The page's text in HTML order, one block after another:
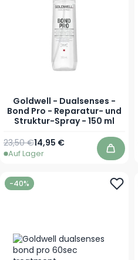
Goldwell - Dualsenses -
Bond Pro - Reparatur- und
Struktur-Spray - 150 ml
Sonderpreis
14,95 €
Regulärer Preis
23,50 €
Auf Lager In den
-40%